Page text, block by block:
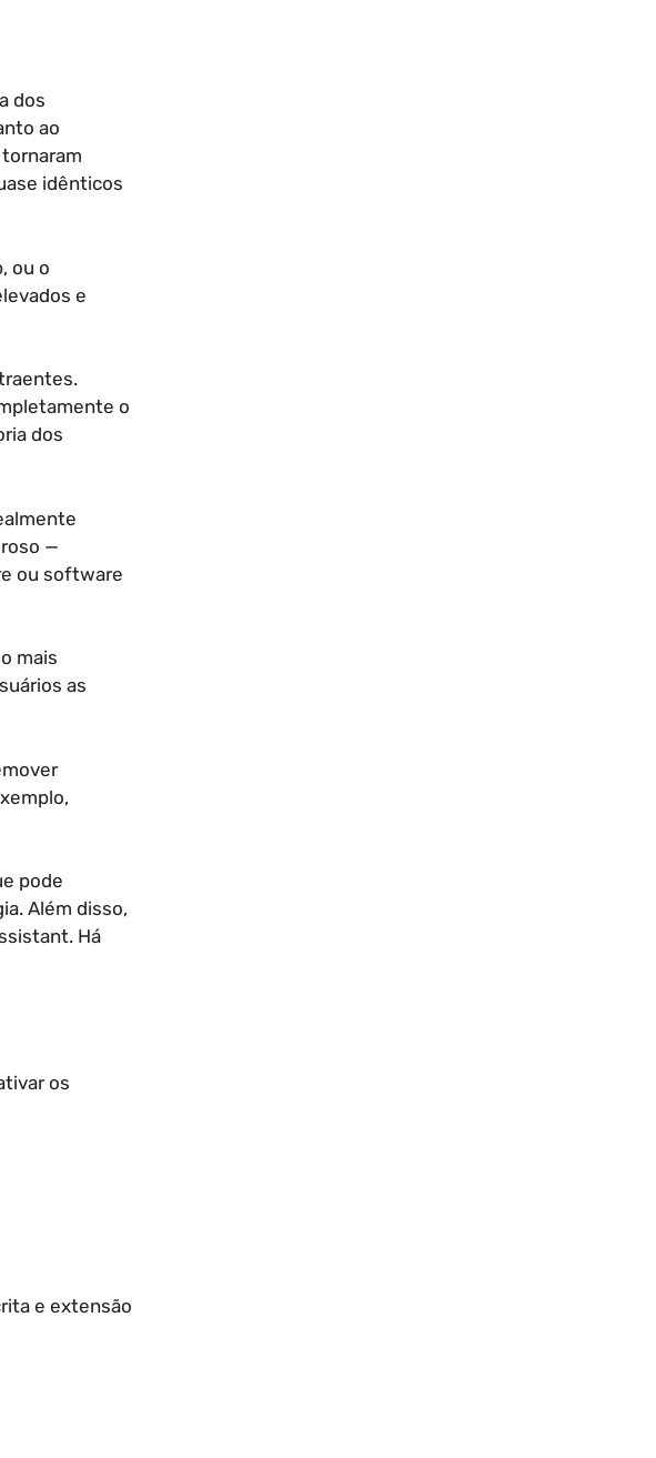
dos
ao
idênticos
ou o
e
o
dos
—
ou software
mais
as
pode
Além disso,
Há
os
e extensão